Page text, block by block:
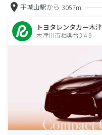
平城山駅から 3057m
トヨタレンタカー木津
木津川市相楽台3-4-9